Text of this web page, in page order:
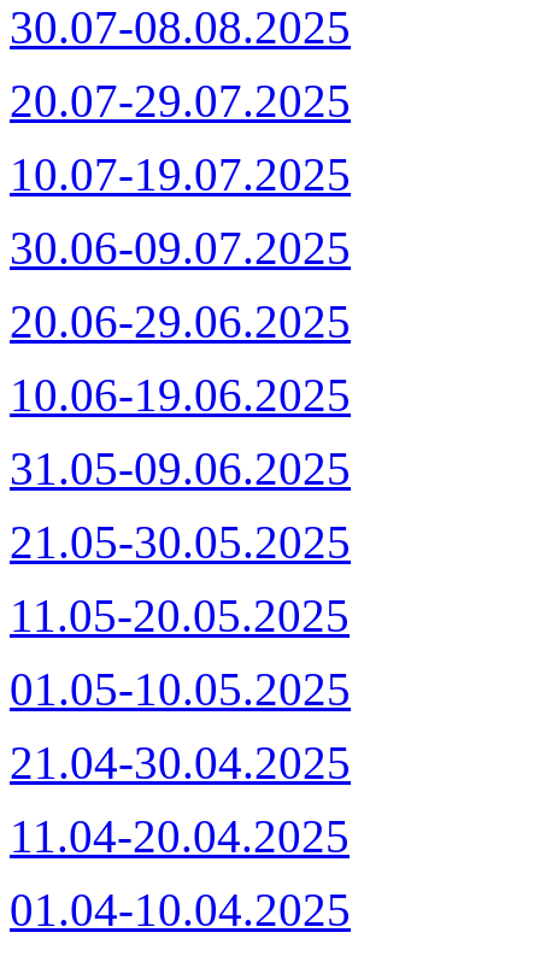
30.07-08.08.2025
20.07-29.07.2025
10.07-19.07.2025
30.06-09.07.2025
20.06-29.06.2025
10.06-19.06.2025
31.05-09.06.2025
21.05-30.05.2025
11.05-20.05.2025
01.05-10.05.2025
21.04-30.04.2025
11.04-20.04.2025
01.04-10.04.2025